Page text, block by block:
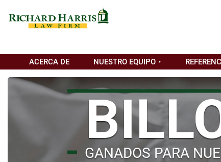
ACERCA DE NUESTRO EQUIPO
GANADOS PARA